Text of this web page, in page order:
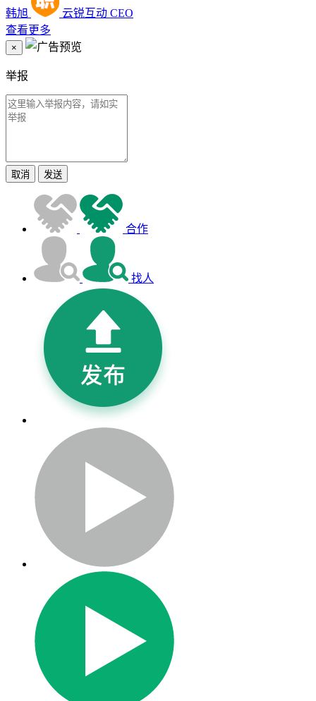
韩旭 云锐互动 CEO
查看更多
×
举报
取消 发送
合作
找人